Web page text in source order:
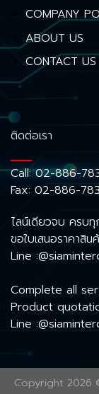
COMPANY
ABOUT US
CONTACT US
ติดต่อเรา
Call:02-886-
Fax: 02-886-
ไลน์เดียวจบ ครบ
ขอใบเสนอราคาสิน
Line
Complete all
Product
Line
Copyright 2026